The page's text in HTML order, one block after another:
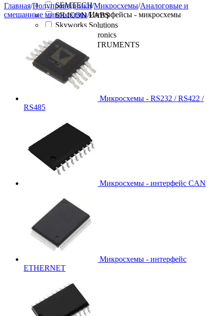
SEMTECH
SILICON LABS
Skyworks Solutions
STMicroelectronics
TEXAS INSTRUMENTS
VLSI
WIZNET
Главная/Полупроводники/Микросхемы/Аналоговые и
смешанные микросхемы/Интерфейсы - микросхемы
Микросхемы - RS232 / RS422 /
RS485
Микросхемы - интерфейс CAN
Микросхемы - интерфейс
ETHERNET